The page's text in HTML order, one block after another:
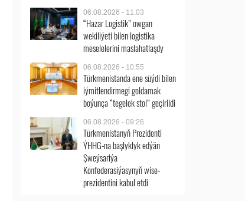
06.08.2026 - 11:03
“Hazar Logistik” owgan
wekiliýeti bilen logistika
meselelerini maslahatlaşdy
06.08.2026 - 10:55
Türkmenistanda ene süýdi bilen
iýmitlendirmegi goldamak
boýunça “tegelek stol” geçirildi
06.08.2026 - 09:26
Türkmenistanyň Prezidenti
ÝHHG-na başlyklyk edýän
Şweýsariýa
Konfederasiýasynyň wise-
prezidentini kabul etdi